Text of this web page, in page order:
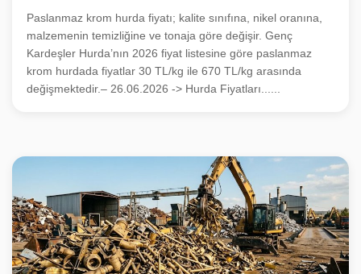
Paslanmaz krom hurda fiyatı; kalite sınıfına, nikel oranına,
malzemenin temizliğine ve tonaja göre değişir. Genç
Kardeşler Hurda’nın 2026 fiyat listesine göre paslanmaz
krom hurdada fiyatlar 30 TL/kg ile 670 TL/kg arasında
değişmektedir.– 26.06.2026 -> Hurda Fiyatları......